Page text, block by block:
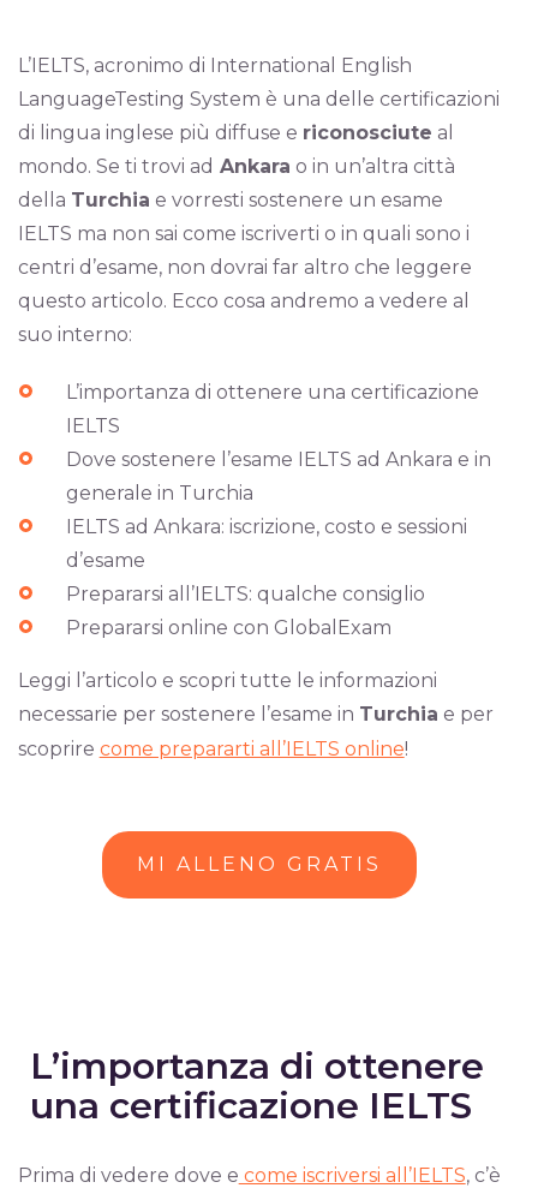
L’IELTS, acronimo di International English
LanguageTesting System è una delle certificazioni
di lingua inglese più diffuse e riconosciute al
mondo. Se ti trovi ad Ankara o in un’altra città
della Turchia e vorresti sostenere un esame
IELTS ma non sai come iscriverti o in quali sono i
centri d’esame, non dovrai far altro che leggere
questo articolo. Ecco cosa andremo a vedere al
suo interno:
L’importanza di ottenere una certificazione
IELTS
Dove sostenere l’esame IELTS ad Ankara e in
generale in Turchia
IELTS ad Ankara: iscrizione, costo e sessioni
d’esame
Prepararsi all’IELTS: qualche consiglio
Prepararsi online con GlobalExam
Leggi l’articolo e scopri tutte le informazioni
necessarie per sostenere l’esame in Turchia e per
scoprire come prepararti all’IELTS online!
MI ALLENO GRATIS
L’importanza di ottenere
una certificazione IELTS
Prima di vedere dove e come iscriversi all’IELTS, c’è